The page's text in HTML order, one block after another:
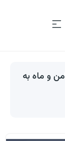
و ماه به